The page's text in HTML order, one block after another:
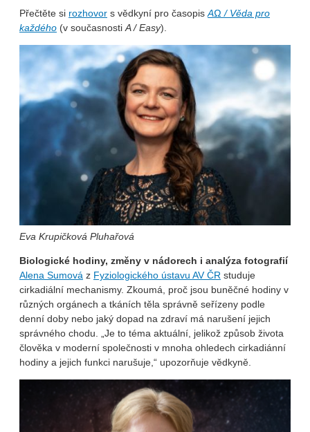
Přečtěte si rozhovor s vědkyní pro časopis AΩ / Věda pro
každého (v současnosti A / Easy).
Eva Krupičková Pluhařová
Biologické hodiny, změny v nádorech i analýza fotografií
Alena Sumová z Fyziologického ústavu AV ČR studuje
cirkadiální mechanismy. Zkoumá, proč jsou buněčné hodiny v
různých orgánech a tkáních těla správně seřízeny podle
denní doby nebo jaký dopad na zdraví má narušení jejich
správného chodu. „Je to téma aktuální, jelikož způsob života
člověka v moderní společnosti v mnoha ohledech cirkadiánní
hodiny a jejich funkci narušuje,“ upozorňuje vědkyně.